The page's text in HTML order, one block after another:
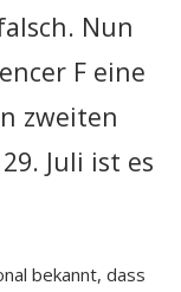
Nun
F eine
zweiten
Juli ist es
bekannt, dass